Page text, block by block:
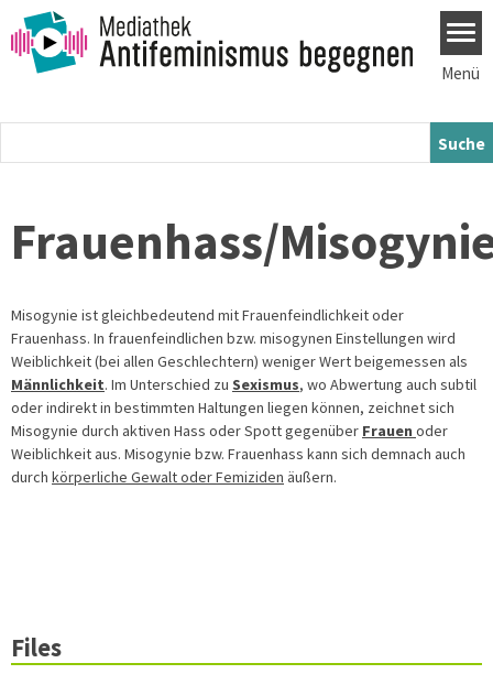
Direkt zum Inhalt
Menü
Frauenhass/
Misogynie ist gleichbedeutend mit Frauenfeindlichkeit oder
Frauenhass. In frauenfeindlichen bzw. misogynen Einstellungen wird
Weiblichkeit (bei allen Geschlechtern) weniger Wert beigemessen als
Männlichkeit. Im Unterschied zu Sexismus, wo Abwertung auch subtil
oder indirekt in bestimmten Haltungen liegen können, zeichnet sich
Misogynie durch aktiven Hass oder Spott gegenüber Frauen oder
Weiblichkeit aus. Misogynie bzw. Frauenhass kann sich demnach auch
durch körperliche Gewalt oder Femiziden äußern.
Files